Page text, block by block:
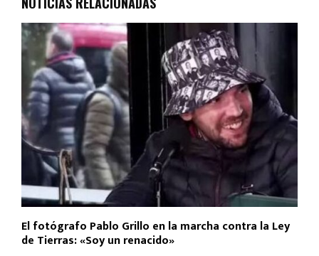
El fotógrafo Pablo Grillo en la marcha contra la Ley
de Tierras: «Soy un renacido»